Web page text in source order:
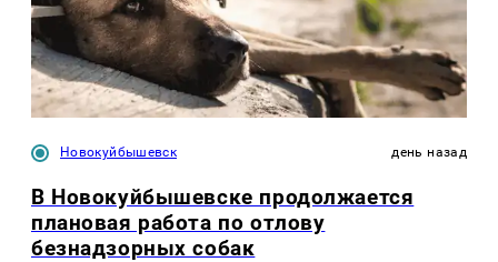
Новокуйбышевск день назад
В Новокуйбышевске продолжается
плановая работа по отлову
безнадзорных собак